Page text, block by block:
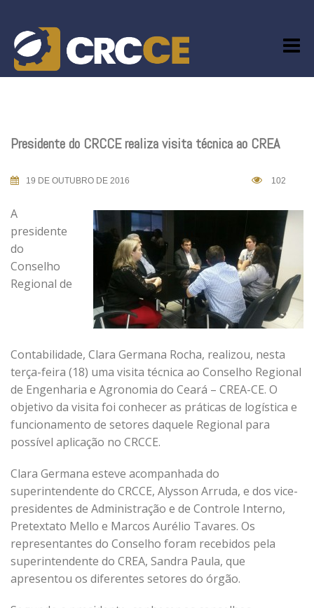
content
Presidente do CRCCE realiza visita técnica ao CREA
19 DE OUTUBRO DE 2016 102
A
presidente
do
Conselho
Regional de
Contabilidade, Clara Germana Rocha, realizou, nesta
terça-feira (18) uma visita técnica ao Conselho Regional
de Engenharia e Agronomia do Ceará – CREA-CE. O
objetivo da visita foi conhecer as práticas de logística e
funcionamento de setores daquele Regional para
possível aplicação no CRCCE.
Clara Germana esteve acompanhada do
superintendente do CRCCE, Alysson Arruda, e dos vice-
presidentes de Administração e de Controle Interno,
Pretextato Mello e Marcos Aurélio Tavares. Os
representantes do Conselho foram recebidos pela
superintendente do CREA, Sandra Paula, que
apresentou os diferentes setores do órgão.